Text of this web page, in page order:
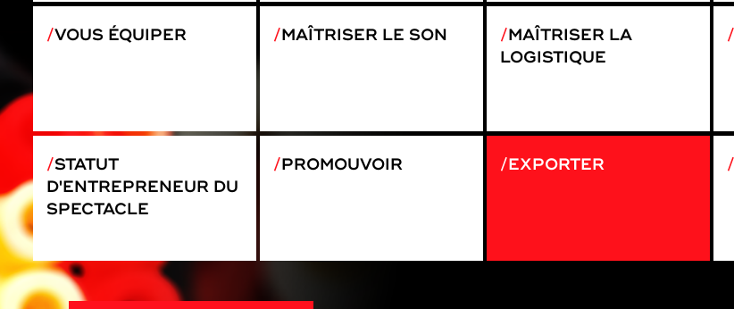
VOUS ÉQUIPER MAÎTRISER LE SON
MAÎTRISER LA
LOGISTIQUE
STATUT
D'ENTREPRENEUR DU
SPECTACLE
PROMOUVOIR EXPORTER